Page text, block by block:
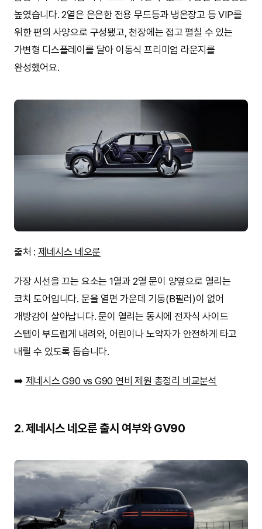
높였습니다. 2열은 은은한 전용 무드등과 냉온장고 등 VIP를
위한 편의 사양으로 구성됐고, 천장에는 접고 펼칠 수 있는
가변형 디스플레이를 달아 이동식 프리미엄 라운지를
완성했어요.
출처 : 제네시스 네오룬
가장 시선을 끄는 요소는 1열과 2열 문이 양옆으로 열리는
코치 도어입니다. 문을 열면 가운데 기둥(B필러)이 없어
개방감이 살아납니다. 문이 열리는 동시에 전자식 사이드
스텝이 부드럽게 내려와, 어린이나 노약자가 안전하게 타고
내릴 수 있도록 돕습니다.
➡️ 제네시스 G90 vs G90 연비 제원 총정리 비교분석
2. 제네시스 네오룬 출시 여부와 GV90